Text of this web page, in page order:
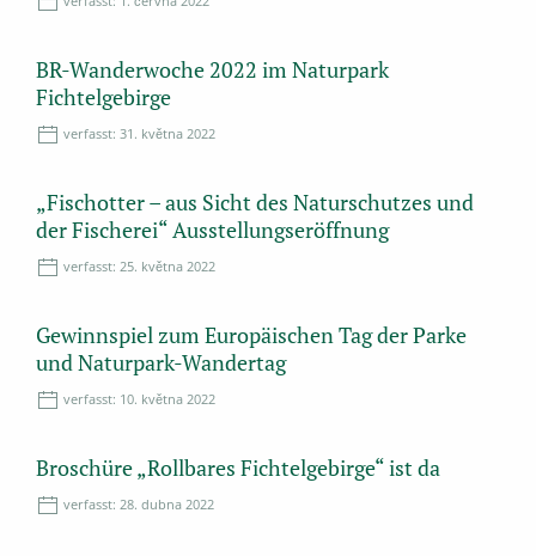
BR-Wanderwoche 2022 im Naturpark
Fichtelgebirge
verfasst: 31. května 2022
„Fischotter – aus Sicht des Naturschutzes und
der Fischerei“ Ausstellungseröffnung
verfasst: 25. května 2022
Gewinnspiel zum Europäischen Tag der Parke
und Naturpark-Wandertag
verfasst: 10. května 2022
Broschüre „Rollbares Fichtelgebirge“ ist da
verfasst: 28. dubna 2022